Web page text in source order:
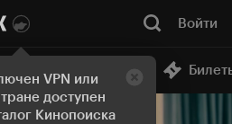
VPN или
доступен
Кинопоиска
Войти
Онлайн-кинотеатр